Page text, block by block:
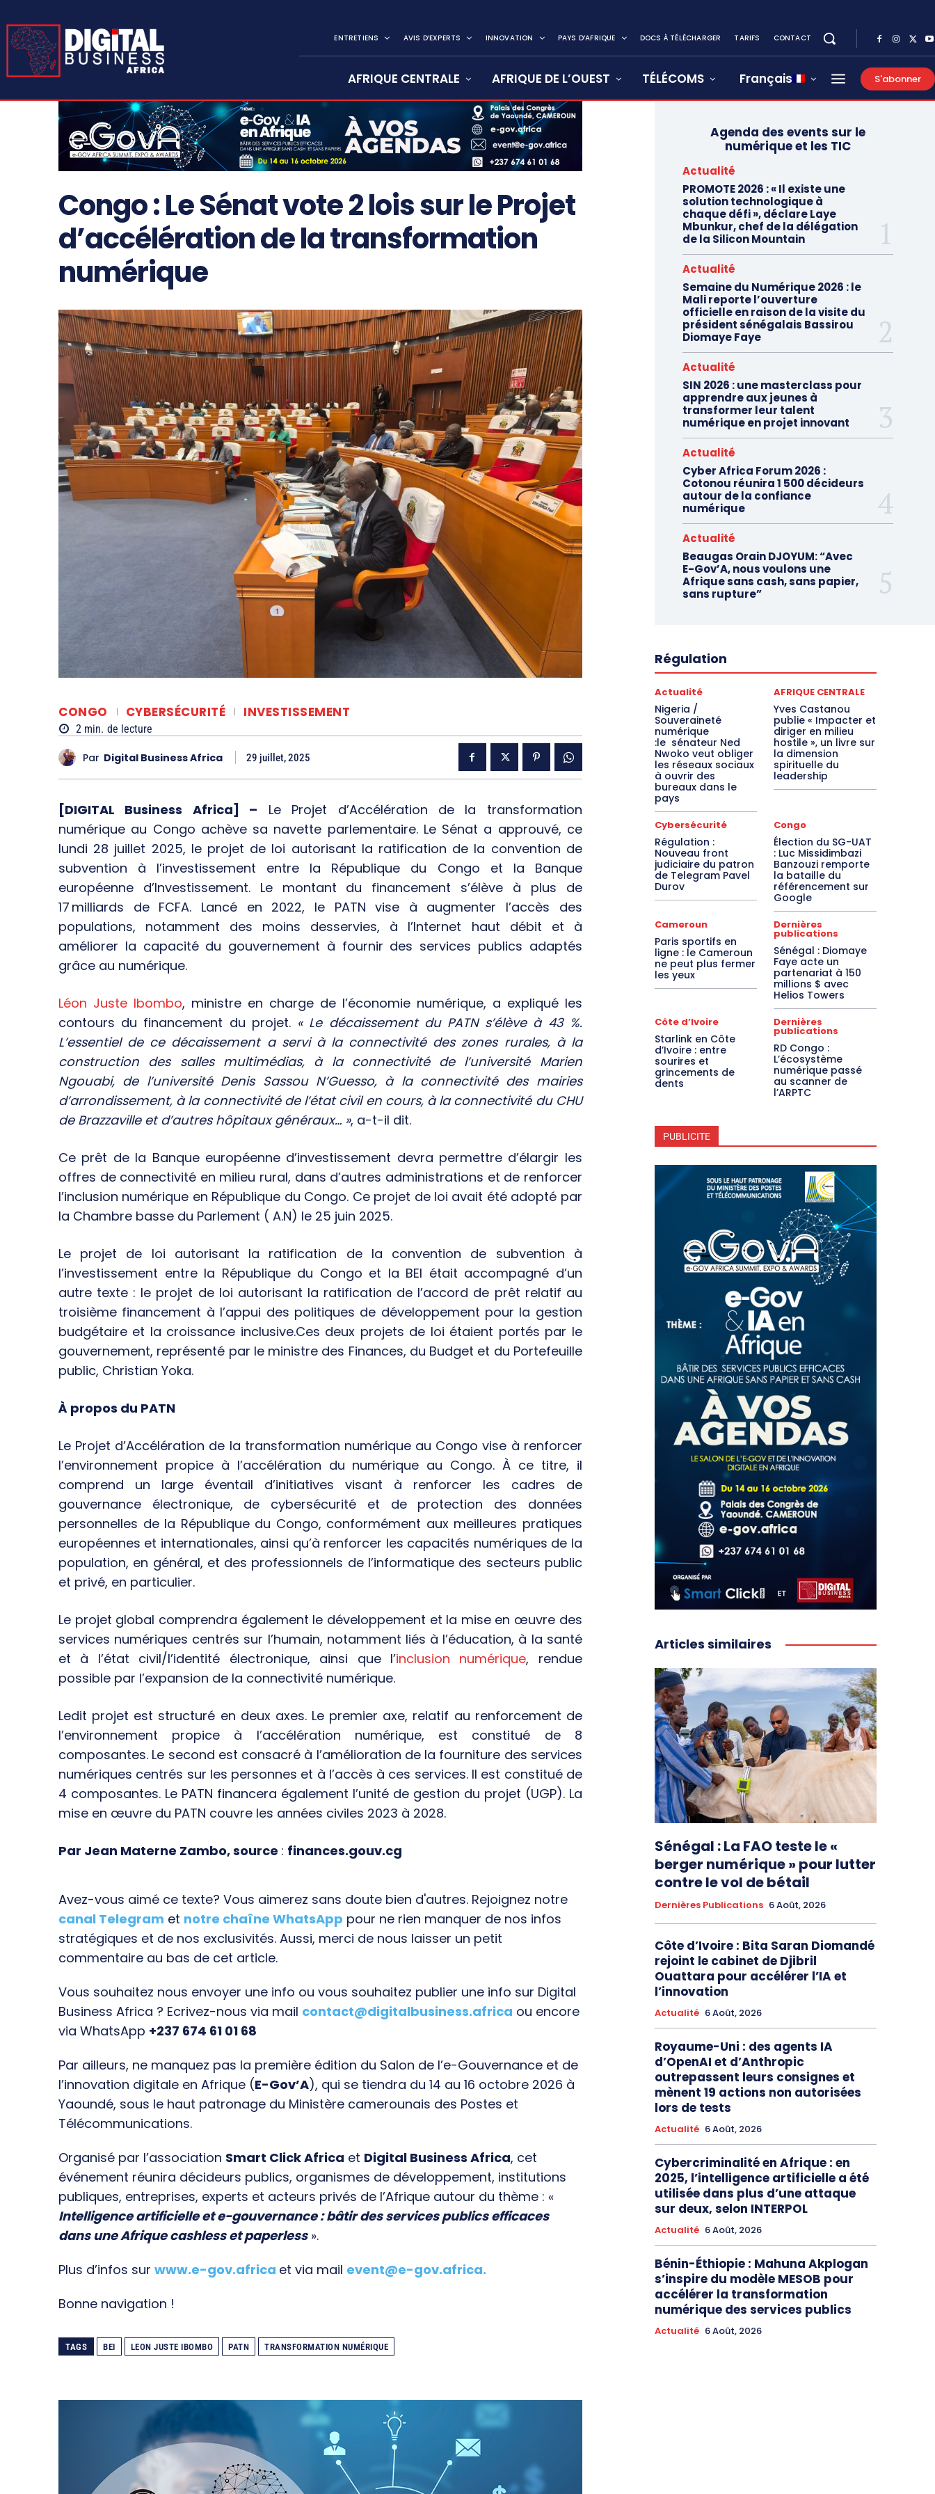
ENTRETIENS AVIS D’EXPERTS INNOVATION PAYS D’AFRIQUE DOCS À TÉLÉCHARGER TARIFS CONTACT
AFRIQUE CENTRALE AFRIQUE DE L’OUEST TÉLÉCOMS Français S'abonner
Congo : Le Sénat vote 2 lois sur le Projet
d’accélération de la transformation
numérique
CONGO CYBERSÉCURITÉ INVESTISSEMENT
2 min. de lecture
Par Digital Business Africa 29 juillet, 2025
[DIGITAL Business Africa] – Le Projet d’Accélération de la transformation
numérique au Congo achève sa navette parlementaire. Le Sénat a approuvé, ce
lundi 28 juillet 2025, le projet de loi autorisant la ratification de la convention de
subvention à l’investissement entre la République du Congo et la Banque
européenne d’Investissement. Le montant du financement s’élève à plus de
17 milliards de FCFA. Lancé en 2022, le PATN vise à augmenter l’accès des
populations, notamment des moins desservies, à l’Internet haut débit et à
améliorer la capacité du gouvernement à fournir des services publics adaptés
grâce au numérique.
Léon Juste Ibombo, ministre en charge de l’économie numérique, a expliqué les
contours du financement du projet. « Le décaissement du PATN s’élève à 43 %.
L’essentiel de ce décaissement a servi à la connectivité des zones rurales, à la
construction des salles multimédias, à la connectivité de l’université Marien
Ngouabi, de l’université Denis Sassou N’Guesso, à la connectivité des mairies
d’arrondissement, à la connectivité de l’état civil en cours, à la connectivité du CHU
de Brazzaville et d’autres hôpitaux généraux… », a-t-il dit.
Ce prêt de la Banque européenne d’investissement devra permettre d’élargir les
offres de connectivité en milieu rural, dans d’autres administrations et de renforcer
l’inclusion numérique en République du Congo. Ce projet de loi avait été adopté par
la Chambre basse du Parlement ( A.N) le 25 juin 2025.
Le projet de loi autorisant la ratification de la convention de subvention à
l’investissement entre la République du Congo et la BEI était accompagné d’un
autre texte : le projet de loi autorisant la ratification de l’accord de prêt relatif au
troisième financement à l’appui des politiques de développement pour la gestion
budgétaire et la croissance inclusive.Ces deux projets de loi étaient portés par le
gouvernement, représenté par le ministre des Finances, du Budget et du Portefeuille
public, Christian Yoka.
À propos du PATN
Le Projet d’Accélération de la transformation numérique au Congo vise à renforcer
l’environnement propice à l’accélération du numérique au Congo. À ce titre, il
comprend un large éventail d’initiatives visant à renforcer les cadres de
gouvernance électronique, de cybersécurité et de protection des données
personnelles de la République du Congo, conformément aux meilleures pratiques
européennes et internationales, ainsi qu’à renforcer les capacités numériques de la
population, en général, et des professionnels de l’informatique des secteurs public
et privé, en particulier.
Le projet global comprendra également le développement et la mise en œuvre des
services numériques centrés sur l’humain, notamment liés à l’éducation, à la santé
et à l’état civil/l’identité électronique, ainsi que l’inclusion numérique, rendue
possible par l’expansion de la connectivité numérique.
Ledit projet est structuré en deux axes. Le premier axe, relatif au renforcement de
l’environnement propice à l’accélération numérique, est constitué de 8
composantes. Le second est consacré à l’amélioration de la fourniture des services
numériques centrés sur les personnes et à l’accès à ces services. Il est constitué de
4 composantes. Le PATN financera également l’unité de gestion du projet (UGP). La
mise en œuvre du PATN couvre les années civiles 2023 à 2028.
Par Jean Materne Zambo, source : finances.gouv.cg
Avez-vous aimé ce texte? Vous aimerez sans doute bien d'autres. Rejoignez notre
canal Telegram et notre chaîne WhatsApp pour ne rien manquer de nos infos
stratégiques et de nos exclusivités. Aussi, merci de nous laisser un petit
commentaire au bas de cet article.
Vous souhaitez nous envoyer une info ou vous souhaitez publier une info sur Digital
Business Africa ? Ecrivez-nous via mail contact@digitalbusiness.africa ou encore
via WhatsApp +237 674 61 01 68
Par ailleurs, ne manquez pas la première édition du Salon de l’e-Gouvernance et de
l’innovation digitale en Afrique (E-Gov’A), qui se tiendra du 14 au 16 octobre 2026 à
Yaoundé, sous le haut patronage du Ministère camerounais des Postes et
Télécommunications.
Organisé par l’association Smart Click Africa et Digital Business Africa, cet
événement réunira décideurs publics, organismes de développement, institutions
publiques, entreprises, experts et acteurs privés de l’Afrique autour du thème : «
Intelligence artificielle et e-gouvernance : bâtir des services publics efficaces
dans une Afrique cashless et paperless».
Plus d’infos sur www.e-gov.africa et via mail event@e-gov.africa.
Bonne navigation !
TAGS BEI LEON JUSTE IBOMBO PATN TRANSFORMATION NUMÉRIQUE
Agenda des events sur le
numérique et les TIC
Actualité
PROMOTE 2026 : « Il existe une
solution technologique à
chaque défi », déclare Laye
Mbunkur, chef de la délégation
de la Silicon Mountain
Actualité
Semaine du Numérique 2026 : le
Mali reporte l’ouverture
officielle en raison de la visite du
président sénégalais Bassirou
Diomaye Faye
Actualité
SIN 2026 : une masterclass pour
apprendre aux jeunes à
transformer leur talent
numérique en projet innovant
Actualité
Cyber Africa Forum 2026 :
Cotonou réunira 1 500 décideurs
autour de la confiance
numérique
Actualité
Beaugas Orain DJOYUM: “Avec
E-Gov’A, nous voulons une
Afrique sans cash, sans papier,
sans rupture”
Régulation
Actualité
Nigeria /
Souveraineté
numérique
:le sénateur Ned
Nwoko veut obliger
les réseaux sociaux
à ouvrir des
bureaux dans le
pays
AFRIQUE CENTRALE
Yves Castanou
publie « Impacter et
diriger en milieu
hostile », un livre sur
la dimension
spirituelle du
leadership
Cybersécurité
Régulation :
Nouveau front
judiciaire du patron
de Telegram Pavel
Durov
Congo
Élection du SG-UAT
: Luc Missidimbazi
Banzouzi remporte
la bataille du
référencement sur
Google
Cameroun
Paris sportifs en
ligne : le Cameroun
ne peut plus fermer
les yeux
Dernières
publications
Sénégal : Diomaye
Faye acte un
partenariat à 150
millions $ avec
Helios Towers
Côte d’Ivoire
Starlink en Côte
d’Ivoire : entre
sourires et
grincements de
dents
Dernières
publications
RD Congo :
L’écosystème
numérique passé
au scanner de
l’ARPTC
PUBLICITE
Articles similaires
Sénégal : La FAO teste le «
berger numérique » pour lutter
contre le vol de bétail
Dernières Publications 6 Août, 2026
Côte d’Ivoire : Bita Saran Diomandé
rejoint le cabinet de Djibril
Ouattara pour accélérer l’IA et
l’innovation
Actualité 6 Août, 2026
Royaume-Uni : des agents IA
d’OpenAI et d’Anthropic
outrepassent leurs consignes et
mènent 19 actions non autorisées
lors de tests
Actualité 6 Août, 2026
Cybercriminalité en Afrique : en
2025, l’intelligence artificielle a été
utilisée dans plus d’une attaque
sur deux, selon INTERPOL
Actualité 6 Août, 2026
Bénin-Éthiopie : Mahuna Akplogan
s’inspire du modèle MESOB pour
accélérer la transformation
numérique des services publics
Actualité 6 Août, 2026